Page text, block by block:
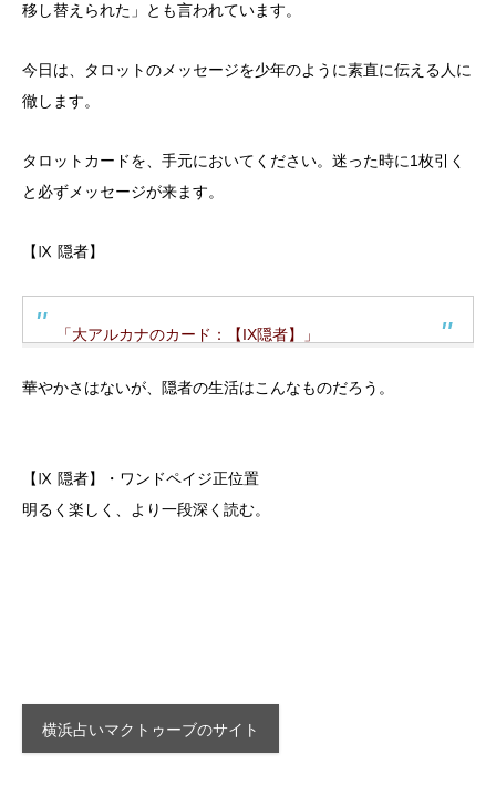
移し替えられた」とも言われています。
今日は、タロットのメッセージを少年のように素直に伝える人に
徹します。
タロットカードを、手元においてください。迷った時に1枚引く
と必ずメッセージが来ます。
【Ⅸ 隠者】
「大アルカナのカード：【IX隠者】」
華やかさはないが、隠者の生活はこんなものだろう。
【Ⅸ 隠者】・ワンドペイジ正位置
明るく楽しく、より一段深く読む。
横浜占いマクトゥーブのサイト